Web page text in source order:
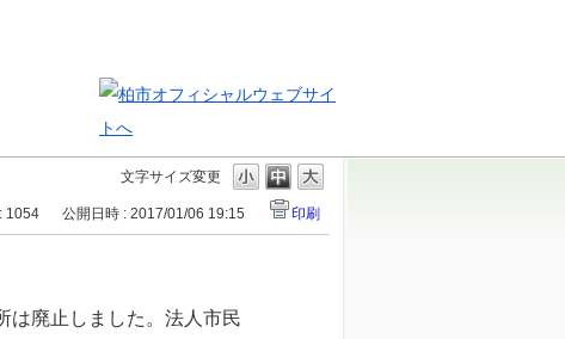
文字サイズ変更
1054 公開日時 : 2017/01/06 19:15 印刷
は廃止しました。法人市民